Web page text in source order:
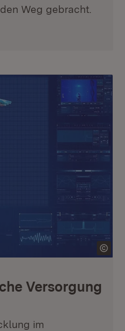
Weg gebracht.
Versorgung
im